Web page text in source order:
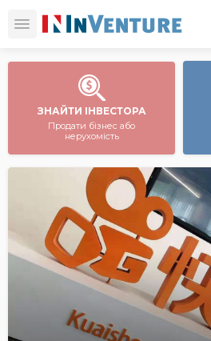
ЗНАЙТИ ІНВЕСТОРА
Продати бізнес або
нерухомість